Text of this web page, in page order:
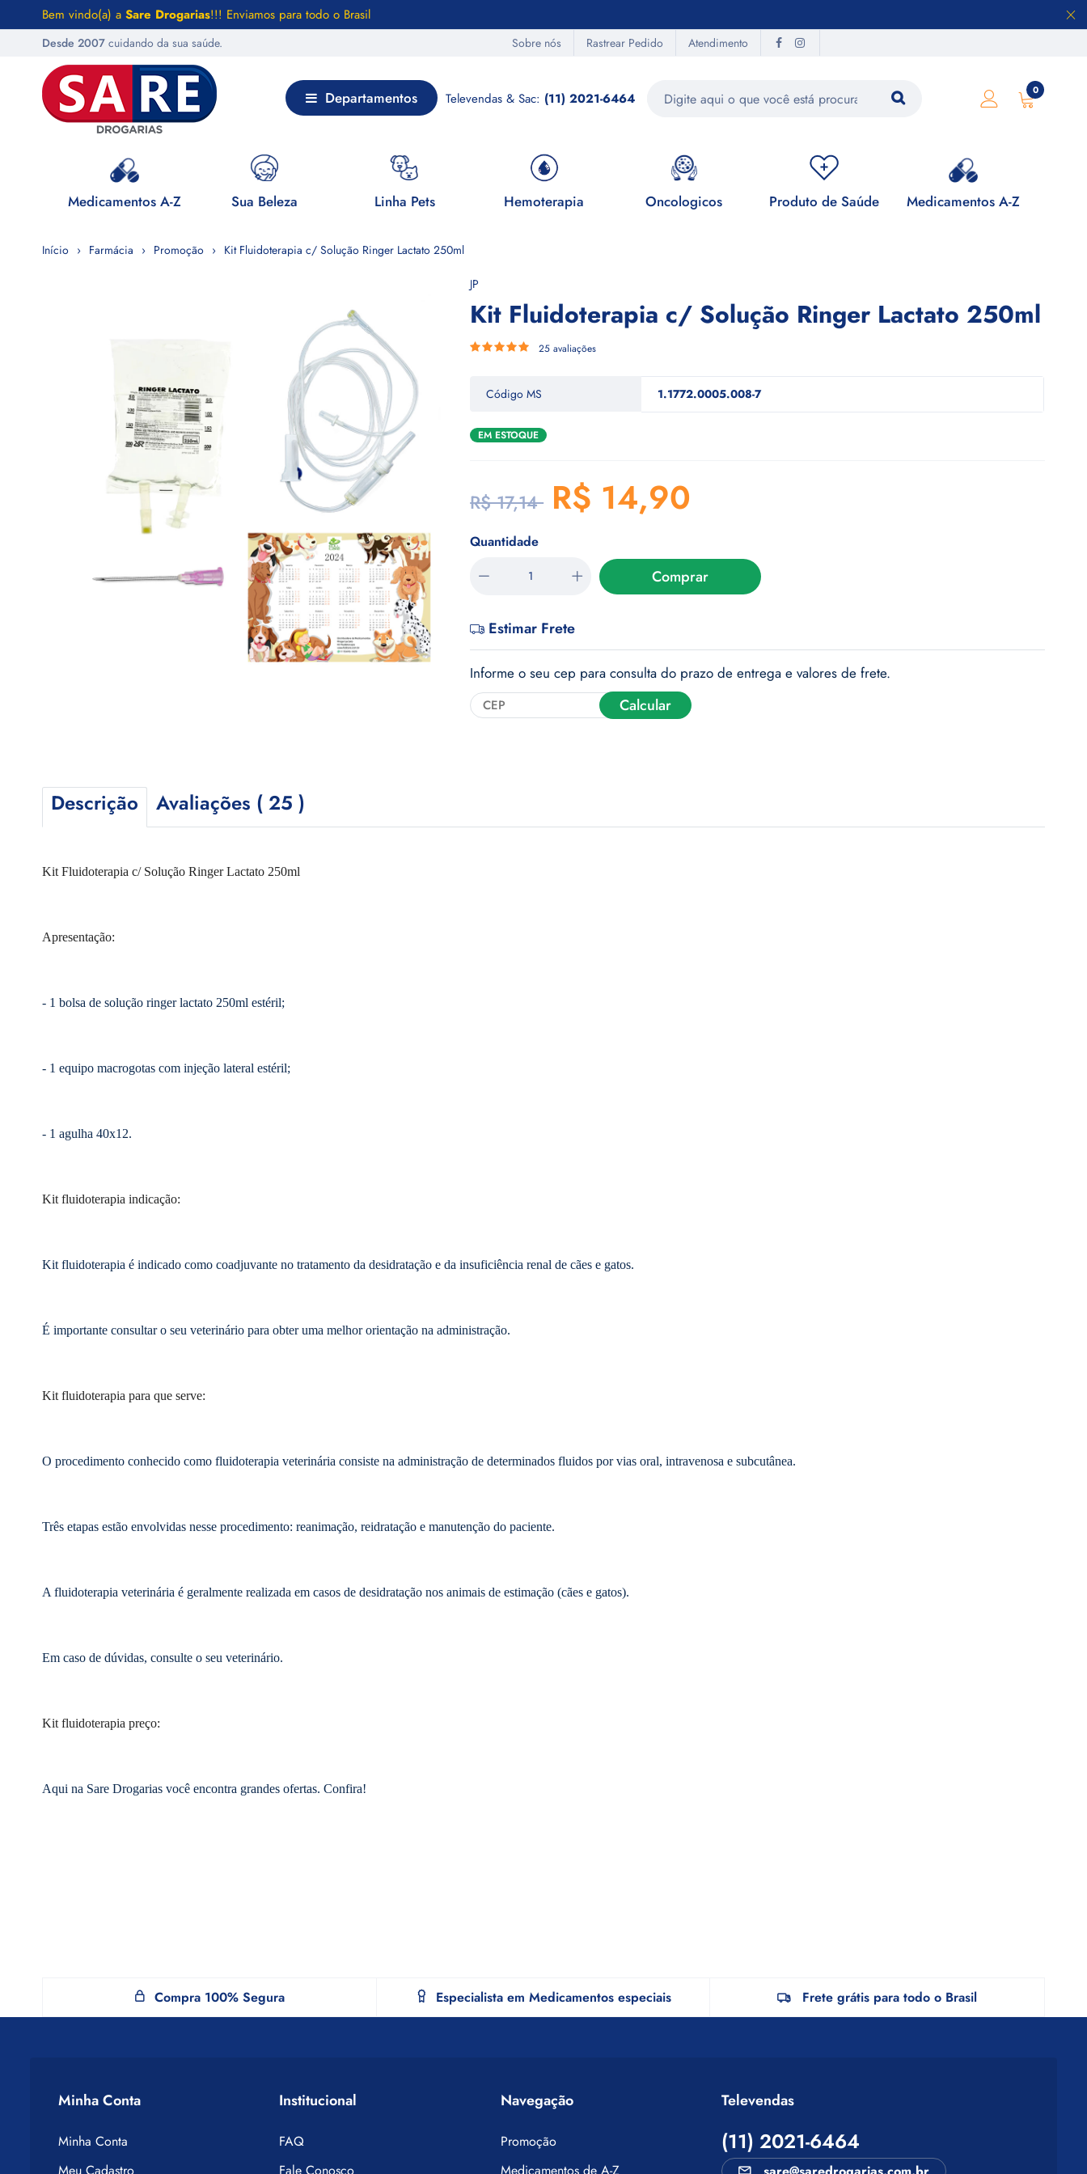
Bem vindo(a) a Sare Drogarias!!! Enviamos para todo o Brasil
Desde 2007 cuidando da sua saúde. Sobre nós Rastrear Pedido Atendimento
0
Televendas & Sac: (11) 2021-6464
Departamentos
Medicamentos A-Z Sua Beleza Linha Pets Hemoterapia Oncologicos Produto de Saúde Medicamentos A-Z
Início Farmácia Promoção Kit Fluidoterapia c/ Solução Ringer Lactato 250ml
JP
Kit Fluidoterapia c/ Solução Ringer Lactato 250ml
25 avaliações
Código MS 1.1772.0005.008-7
EM ESTOQUE
R$ 17,14 R$ 14,90
Quantidade
Comprar
Estimar Frete
Informe o seu cep para consulta do prazo de entrega e valores de frete.
Calcular
Descrição Avaliações ( 25 )
Kit Fluidoterapia c/ Solução Ringer Lactato 250ml
Apresentação:
- 1 bolsa de solução ringer lactato 250ml estéril;
- 1 equipo macrogotas com injeção lateral estéril;
- 1 agulha 40x12.
Kit fluidoterapia indicação:
Kit fluidoterapia é indicado como coadjuvante no tratamento da desidratação e da insuficiência renal de cães e gatos.
É importante consultar o seu veterinário para obter uma melhor orientação na administração.
Kit fluidoterapia para que serve:
O procedimento conhecido como fluidoterapia veterinária consiste na administração de determinados fluidos por vias oral, intravenosa e subcutânea.
Três etapas estão envolvidas nesse procedimento: reanimação, reidratação e manutenção do paciente.
A fluidoterapia veterinária é geralmente realizada em casos de desidratação nos animais de estimação (cães e gatos).
Em caso de dúvidas, consulte o seu veterinário.
Kit fluidoterapia preço:
Aqui na Sare Drogarias você encontra grandes ofertas. Confira!
Compra 100% Segura Especialista em Medicamentos especiais Frete grátis para todo o Brasil
Minha Conta
Minha Conta
Institucional
FAQ
Navegação
Promoção
Televendas
(11) 2021-6464